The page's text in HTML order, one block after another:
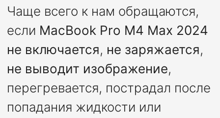
Чаще всего к нам обращаются,
если MacBook Pro M4 Max 2024
не включается, не заряжается,
не выводит изображение,
перегревается, пострадал после
попадания жидкости или